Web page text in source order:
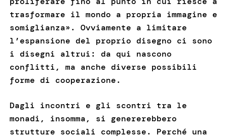
trasformare il mondo a propria immagine e
somiglianza». Ovviamente a limitare
l’espansione del proprio disegno ci sono
i disegni altrui: da qui nascono
conflitti, ma anche diverse possibili
forme di cooperazione.
Dagli incontri e gli scontri tra le
monadi, insomma, si genererebbero
strutture sociali complesse. Perché una